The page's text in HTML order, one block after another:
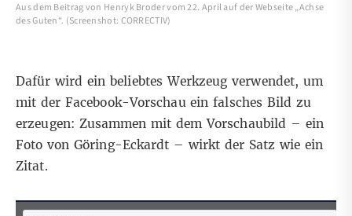
Aus dem Beitrag von Henryk Broder vom 22. April auf der Webseite „Achse
des Guten“. (Screenshot: CORRECTIV)
Dafür wird ein beliebtes Werkzeug verwendet, um
mit der Facebook-Vorschau ein falsches Bild zu
erzeugen: Zusammen mit dem Vorschaubild – ein
Foto von Göring-Eckardt – wirkt der Satz wie ein
Zitat.